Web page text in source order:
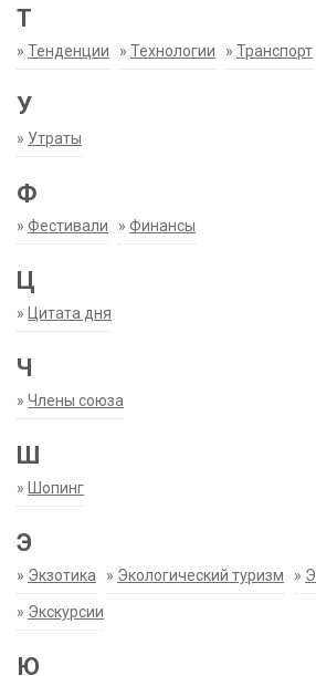
Т
» Тенденции » Технологии » Транспорт
У
» Утраты
Ф
» Фестивали » Финансы
Ц
» Цитата дня
Ч
» Члены союза
Ш
» Шопинг
Э
» Экзотика » Экологический туризм »
» Экскурсии
Ю